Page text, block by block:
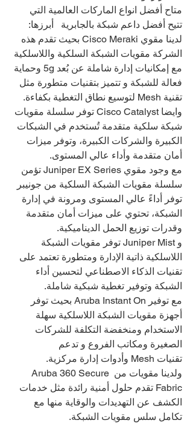
متاح أفضل انواع الماركات العالمية التي
تتيح أفضل داعم شبكة بالجابرية   أبرزها:
لدينا مقوي Cisco Meraki بحيث تقدم هذه
الشركة مقويات الشبكة السلكية واللاسلكية
مع إمكانيات إدارة شاملة عن بُعد 5g وحماية
فعالة للشبكة و تتميز بتقنيات متطورة مثل
تقنية Mesh لتوسيع نطاق التغطية بكفاءة.
وايضا Cisco Catalyst توفر سلسلة مقويات
شبكة سلكية متقدمة تُستخدم في الشبكات
الكبيرة والشركات الكبيرة، وتوفر ميزات
أمان متقدمة وأداء عالي المستوى.
مع وجود مقوي Juniper EX Series تؤمن
سلسلة مقويات الشبكة السلكية من جونيبر
توفر أداءً عالي المستوى ومرونة في إدارة
الشبكة، تحتوي على ميزات أمان متقدمة
وقدرات توزيع الحمل الديناميكية.
و Juniper Mist توفر مقويات الشبكة
اللاسلكية ذاتية الإدارة ومتطورة تعتمد على
تقنيات الذكاء الاصطناعي لتحسين أداء
الشبكة وتوفير تغطية شبكية شاملة.
مع توفير Aruba Instant On بحيث توفر
أجهزة مقويات الشبكة اللاسلكية سهلة
الاستخدام ومنخفضة التكلفة للشركات
الصغيرة ومكاتب الفروع و تدعم
تقنيات Mesh وأدوات إدارة مركزية.
ولدينا مقويات من Aruba 360 Secure
Fabric تقدم حلول أمنية رائدة مثل خدمات
الكشف عن التهديدات والوقاية منها مع
تكامل سلس مقويات الشبكة.